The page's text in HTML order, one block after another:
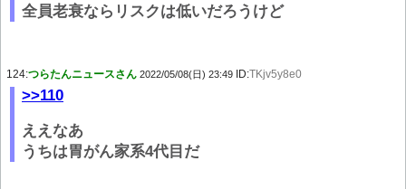
全員老衰ならリスクは低いだろうけど
124:つらたんニュースさん 2022/05/08(日) 23:49 ID:TKjv5y8e0
>>110
ええなあ
うちは胃がん家系4代目だ